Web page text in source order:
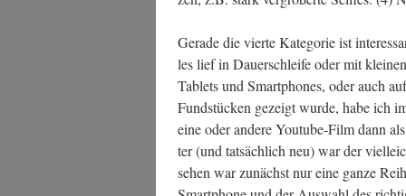
Gera­de die vier­te Kate­go­rie ist
les lief in Dau­er­schlei­fe oder mit
Tablets und Smart­phones, oder auch
Fund­stü­cken gezeigt wur­de, habe ich
eine oder ande­re You­tube-Film dann
ter (und tat­säch­lich neu) war der
sehen war zunächst nur eine gan­ze